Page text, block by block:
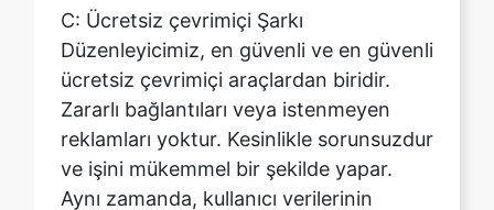
Zararlı bağlantıları veya istenmeyen
reklamları yoktur. Kesinlikle sorunsuzdur
ve işini mükemmel bir şekilde yapar.
Aynı zamanda, kullanıcı verilerinin
hiçbirini kaydetmez.